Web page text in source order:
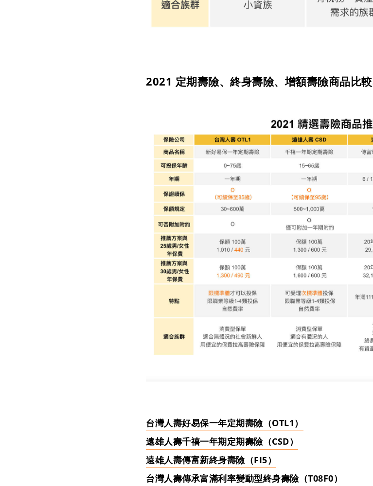
2021 定期壽險、終身壽險、增額壽險商品比
台灣人壽好易保一年定期壽險（OTL1）
遠雄人壽千禧一年期定期壽險（CSD）
遠雄人壽傳富新終身壽險（FI5）
台灣人壽傳承富滿利率變動型終身壽險（T08F0）